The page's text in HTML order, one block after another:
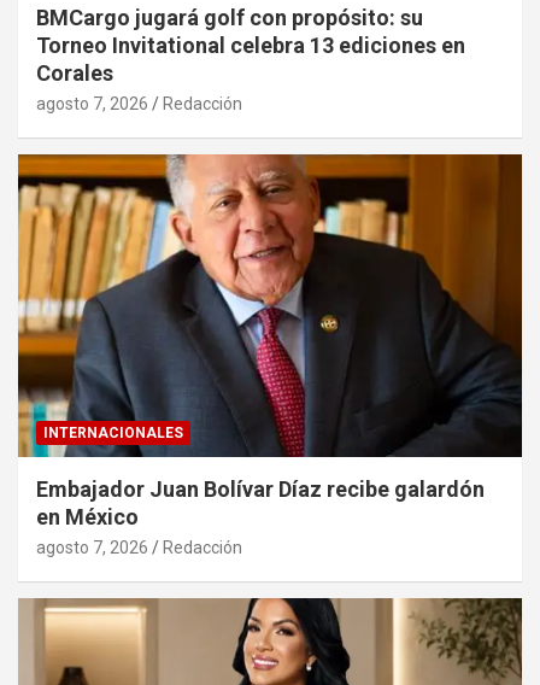
BMCargo jugará golf con propósito: su
Torneo Invitational celebra 13 ediciones en
Corales
agosto 7, 2026 Redacción
INTERNACIONALES
Embajador Juan Bolívar Díaz recibe galardón
en México
agosto 7, 2026 Redacción